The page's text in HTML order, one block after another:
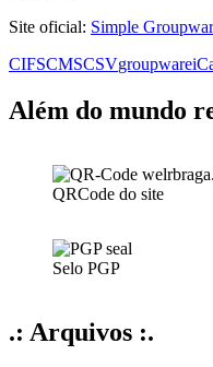
Site oficial: Simple
CIFSCMSCSVgroupware
Além do mundo
QRCode do site
Selo PGP
.: Arquivos :.